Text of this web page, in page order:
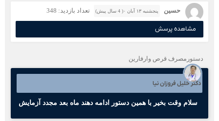
حسین پنجشنبه ۱۳ آبان ۰( 4 سال پیش) تعداد بازدید: 348
مشاهده پرسش
دستورمصرف قرص وارفارین
دکتر خلیل فروزان نیا
سلام وقت بخیر با همین دستور ادامه دهند ماه بعد مجدد آزمایش